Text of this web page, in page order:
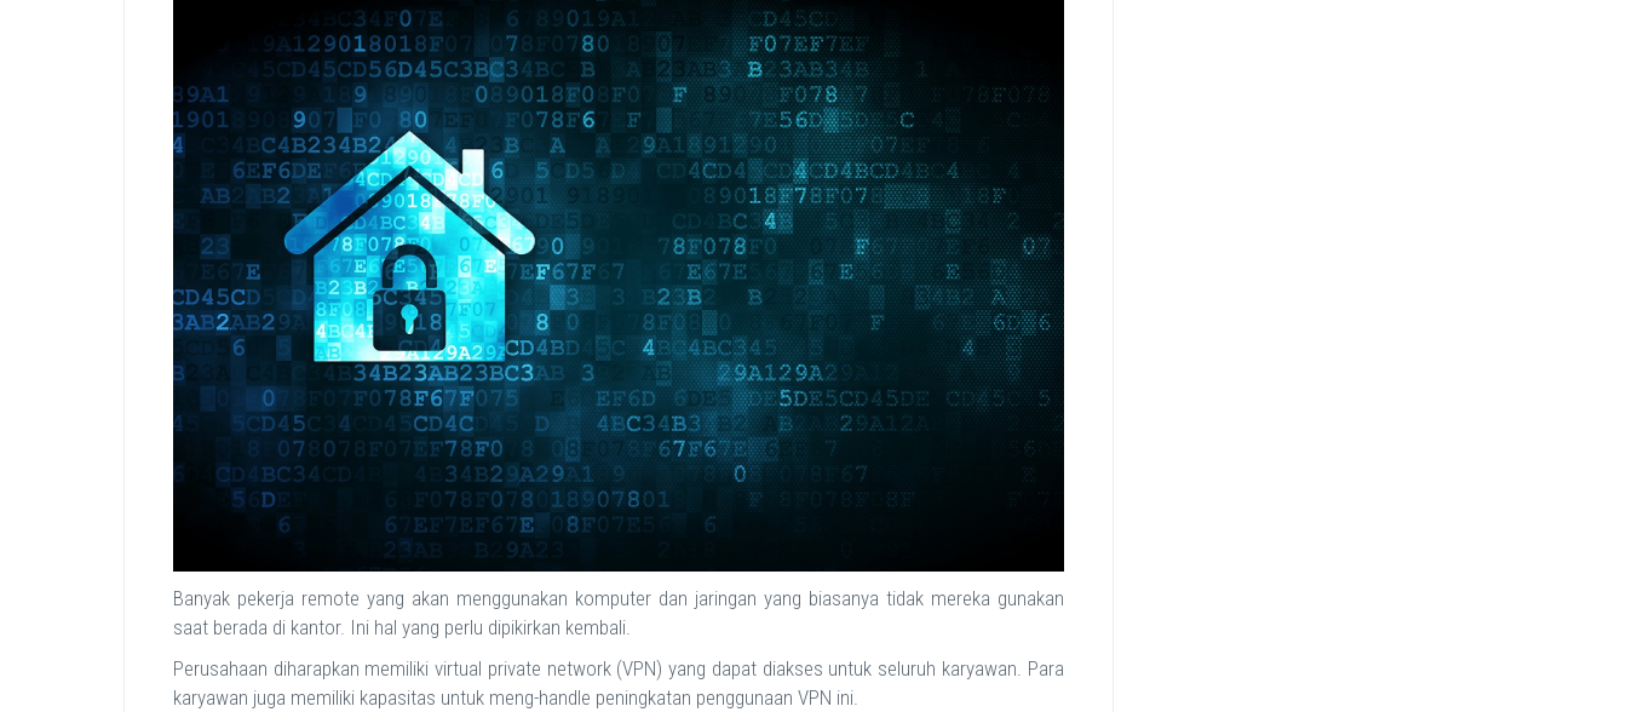
Banyak pekerja remote yang akan menggunakan komputer dan jaringan yang biasanya tidak mereka gunakan
saat berada di kantor. Ini hal yang perlu dipikirkan kembali.
Perusahaan diharapkan memiliki virtual private network (VPN) yang dapat diakses untuk seluruh karyawan. Para
karyawan juga memiliki kapasitas untuk meng-handle peningkatan penggunaan VPN ini.